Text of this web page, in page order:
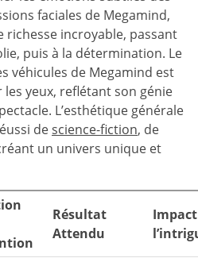
faciales de Megamind,
richesse incroyable, passant
puis à la détermination. Le
véhicules de Megamind est
yeux, reflétant son génie
L’esthétique générale
descience-fiction, de
un univers unique et
Résultat
Attendu